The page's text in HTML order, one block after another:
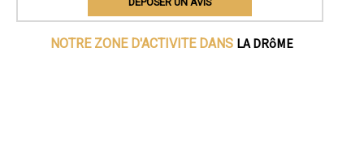
NOTRE ZONE D'ACTIVITE DANS LA DRôME